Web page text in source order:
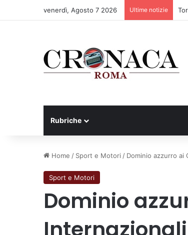
venerdì, Agosto 7 2026 Ultime notizie
Rubriche
Home / Sport e Motori / Dominio azzurro ai
Sport e Motori
Dominio